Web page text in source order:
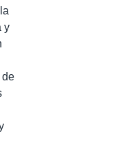
y
de